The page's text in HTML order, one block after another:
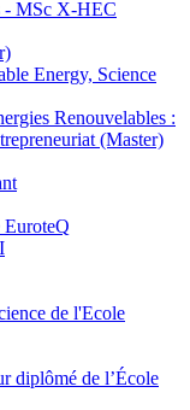
- MSc X-HEC
Energy, Science
Renouvelables :
(Master)
de l'Ecole
diplômé de l’École